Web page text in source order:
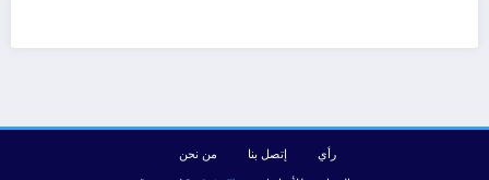
رأي إتصل بنا
من نحن